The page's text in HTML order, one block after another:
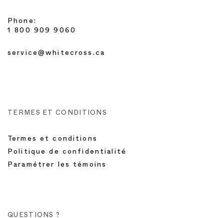
Phone:
1 800 909 9060
service@whitecross.ca
TERMES ET CONDITIONS
Termes et conditions
Politique de confidentialité
Paramétrer les témoins
QUESTIONS ?